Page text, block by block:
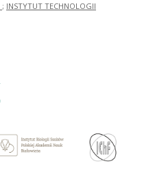
; INSTYTUT TECHNOLOGII